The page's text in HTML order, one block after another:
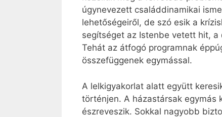
úgynevezett családdinamikai
lehetőségeiről, de szó esik a
segítséget az Istenbe vetett hit, a
Tehát az átfogó programnak
összefüggenek egymással.
A lelkigyakorlat alatt együtt
történjen. A házastársak egymás
észreveszik. Sokkal nagyobb